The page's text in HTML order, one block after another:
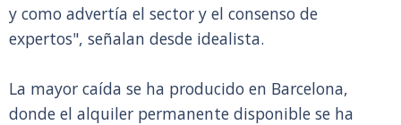
y como advertía el sector y el consenso de
expertos", señalan desde idealista.
La mayor caída se ha producido en Barcelona,
donde el alquiler permanente disponible se ha